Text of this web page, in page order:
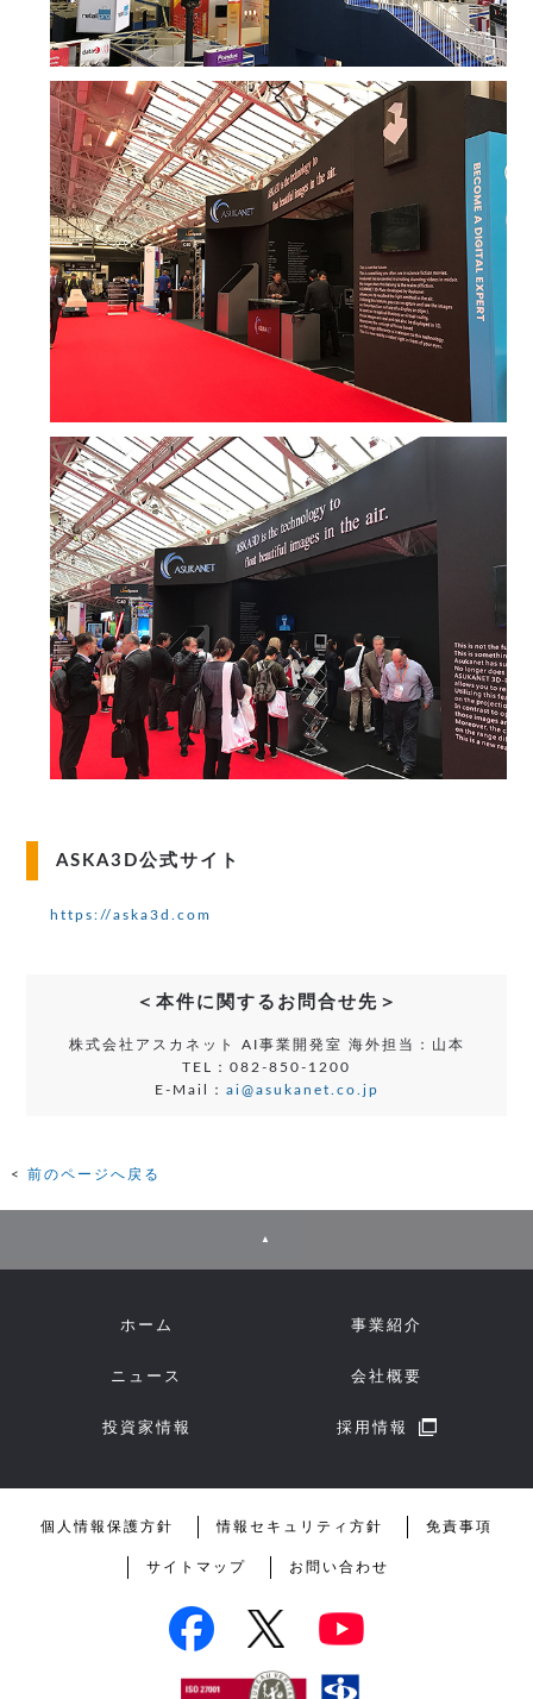
ASKA3D公式サイト
https://aska3d.com
＜本件に関するお問合せ先＞
株式会社アスカネット AI事業開発室 海外担当：山本
TEL：082-850-1200
E-Mail： ai@asukanet.co.jp
前のページへ戻る
▲
ホーム 事業紹介
ニュース 会社概要
投資家情報 採用情報
個人情報保護方針 情報セキュリティ方針 免責事項
サイトマップ お問い合わせ